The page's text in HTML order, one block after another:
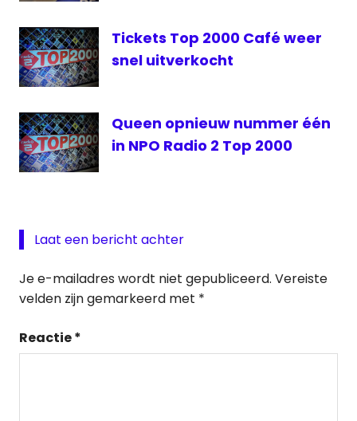
Tickets Top 2000 Café weer
snel uitverkocht
Queen opnieuw nummer één
in NPO Radio 2 Top 2000
Laat een bericht achter
Je e-mailadres wordt niet gepubliceerd. Vereiste
velden zijn gemarkeerd met *
Reactie*